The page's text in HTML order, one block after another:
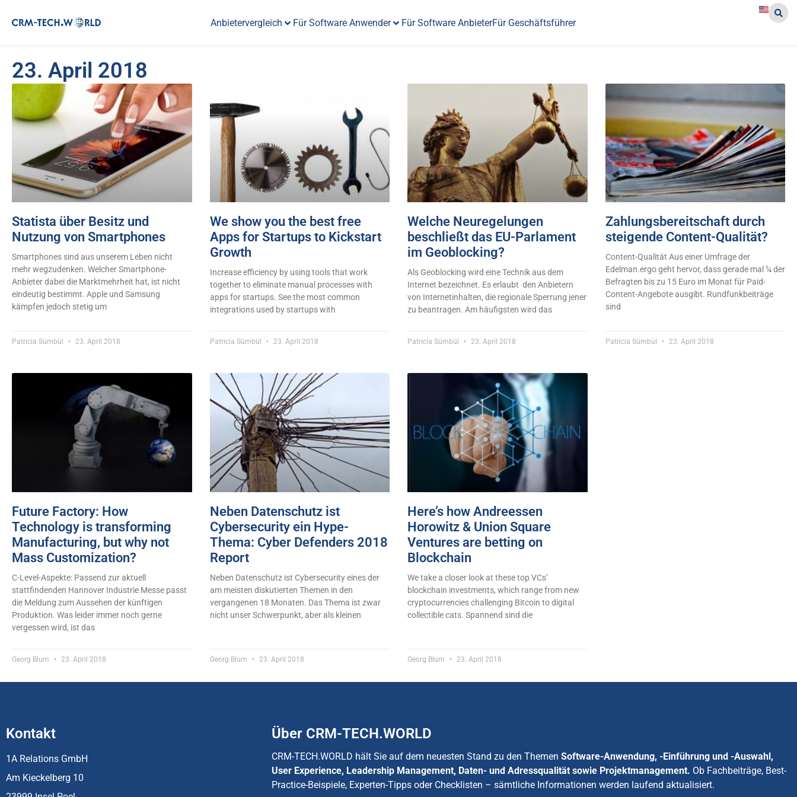
Anbietervergleich Für Software Anwender Für Software AnbieterFür Geschäftsführer
23. April 2018
Statista über Besitz und
Nutzung von Smartphones
Smartphones sind aus unserem Leben nicht
mehr wegzudenken. Welcher Smartphone-
Anbieter dabei die Marktmehrheit hat, ist nicht
eindeutig bestimmt. Apple und Samsung
kämpfen jedoch stetig um
Patricia Sümbül 23. April 2018
We show you the best free
Apps for Startups to Kickstart
Growth
Increase efficiency by using tools that work
together to eliminate manual processes with
apps for startups. See the most common
integrations used by startups with
Patricia Sümbül 23. April 2018
Welche Neuregelungen
beschließt das EU-Parlament
im Geoblocking?
Als Geoblocking wird eine Technik aus dem
Internet bezeichnet. Es erlaubt den Anbietern
von Internetinhalten, die regionale Sperrung jener
zu beantragen. Am häufigsten wird das
Patricia Sümbül 23. April 2018
Zahlungsbereitschaft durch
steigende Content-Qualität?
Content-Qualität Aus einer Umfrage der
Edelman.ergo geht hervor, dass gerade mal ¼ der
Befragten bis zu 15 Euro im Monat für Paid-
Content-Angebote ausgibt. Rundfunkbeiträge
sind
Patricia Sümbül 23. April 2018
Future Factory: How
Technology is transforming
Manufacturing, but why not
Mass Customization?
C-Level-Aspekte: Passend zur aktuell
stattfindenden Hannover Industrie Messe passt
die Meldung zum Aussehen der künftigen
Produktion. Was leider immer noch gerne
vergessen wird, ist das
Georg Blum 23. April 2018
Neben Datenschutz ist
Cybersecurity ein Hype-
Thema: Cyber Defenders 2018
Report
Neben Datenschutz ist Cybersecurity eines der
am meisten diskutierten Themen in den
vergangenen 18 Monaten. Das Thema ist zwar
nicht unser Schwerpunkt, aber als kleinen
Georg Blum 23. April 2018
Here’s how Andreessen
Horowitz & Union Square
Ventures are betting on
Blockchain
We take a closer look at these top VCs’
blockchain investments, which range from new
cryptocurrencies challenging Bitcoin to digital
collectible cats. Spannend sind die
Georg Blum 23. April 2018
Kontakt
1A Relations GmbH
Am Kieckelberg 10
Über CRM-TECH.WORLD
CRM-TECH.WORLD hält Sie auf dem neuesten Stand zu den Themen Software-Anwendung, -Einführung und -Auswahl,
User Experience, Leadership Management, Daten- und Adressqualität sowie Projektmanagement. Ob Fachbeiträge, Best-
Practice-Beispiele, Experten-Tipps oder Checklisten – sämtliche Informationen werden laufend aktualisiert.